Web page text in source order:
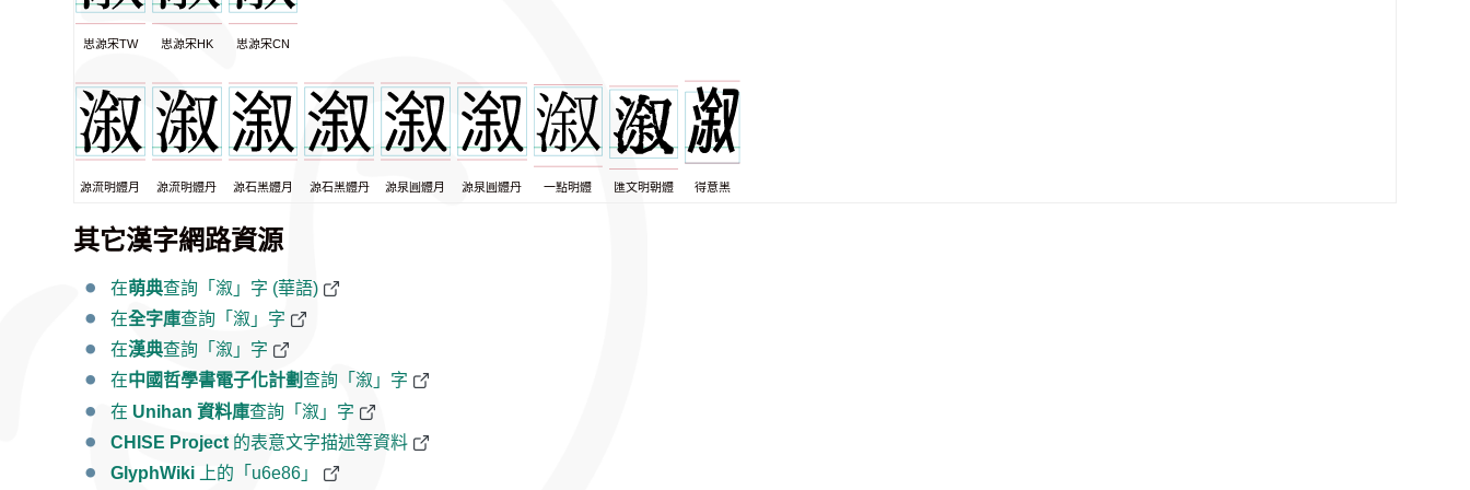
思源宋TW 思源宋HK 思源宋CN
源流明體月 源流明體丹 源石黑體月 源石黑體丹 源泉圓體月 源泉圓體丹 一點明體 匯文明朝體 得意黑
其它漢字網路資源
在萌典查詢「溆」字 (華語)
在全字庫查詢「溆」字
在漢典查詢「溆」字
在中國哲學書電子化計劃 查詢「溆」字
在 Unihan 資料庫查詢「溆」字
CHISE Project 的表意文字描述等資料
GlyphWiki 上的「u6e86」